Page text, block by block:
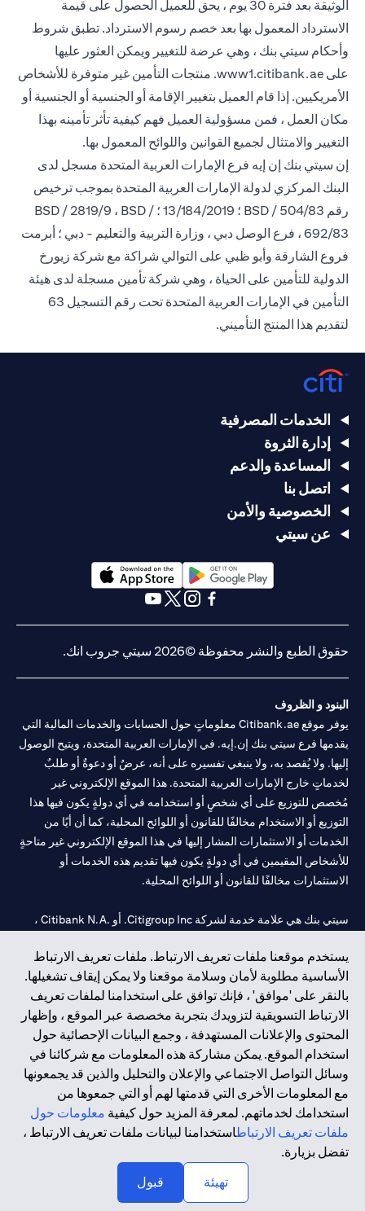
الوثيقة بعد فترة 30 يوم ، يحق للعميل الحصول على قيمة
الاسترداد المعمول بها بعد خصم رسوم الاسترداد. تطبق شروط
وأحكام سيتي بنك ، وهي عرضة للتغيير ويمكن العثور عليها
على www1.citibank.ae
opens in a new tab
. منتجات التأمين غير متوفرة للأشخاص
الأمريكيين. إذا قام العميل بتغيير الإقامة أو الجنسية أو الجنسية أو
مكان العمل ، فمن مسؤولية العميل فهم كيفية تأثر تأمينه بهذا
التغيير والامتثال لجميع القوانين واللوائح المعمول بها.
إن سيتي بنك إن إيه فرع الإمارات العربية المتحدة مسجل لدى
البنك المركزي لدولة الإمارات العربية المتحدة بموجب ترخيص
رقم BSD / 504/83 ؛ 13/184/2019 ؛ BSD / 2819/9 ، BSD /
692/83 ، فرع الوصل دبي ، وزارة التربية والتعليم - دبي ؛ أبرمت
فروع الشارقة وأبو ظبي على التوالي شراكة مع شركة زيورخ
الدولية للتأمين على الحياة ، وهي شركة تأمين مسجلة لدى هيئة
التأمين في الإمارات العربية المتحدة تحت رقم التسجيل 63
لتقديم هذا المنتج التأميني.
يستخدم موقعنا ملفات تعريف الارتباط. ملفات تعريف الارتباط
الأساسية مطلوبة لأمان وسلامة موقعنا ولا يمكن إيقاف تشغيلها.
بالنقر على 'موافق' ، فإنك توافق على استخدامنا لملفات تعريف
الارتباط التسويقية لتزويدك بتجربة مخصصة عبر الموقع ، وإظهار
المحتوى والإعلانات المستهدفة ، وجمع البيانات الإحصائية حول
استخدام الموقع. يمكن مشاركة هذه المعلومات مع شركائنا في
وسائل التواصل الاجتماعي والإعلان والتحليل والذين قد يجمعونها
مع المعلومات الأخرى التي قدمتها لهم أو التي جمعوها من
استخدامك لخدماتهم. لمعرفة المزيد حول كيفية معلومات حول
ملفات تعريف الارتباطاستخدامنا لبيانات ملفات تعريف الارتباط ،
تفضل بزيارة.
تهيئة
قبول
الخدمات المصرفية
إدارة الثروة
المساعدة والدعم
اتصل بنا
الخصوصية والأمن
عن سيتي
opens in a new tab
opens in a new tab
حقوق الطبع والنشر محفوظة ©2026 سيتي جروب انك.
البنود و الظروف
يوفر موقع Citibank.ae معلوماتٍ حول الحسابات والخدمات المالية التي
يقدمها فرع سيتي بنك إن.إيه. في الإمارات العربية المتحدة، ويتيح الوصول
إليها. ولا يُقصد به، ولا ينبغي تفسيره على أنه، عرضٌ أو دعوةٌ أو طلبٌ
لخدماتٍ خارج الإمارات العربية المتحدة. هذا الموقع الإلكتروني غير
مُخصص للتوزيع على أي شخصٍ أو استخدامه في أي دولةٍ يكون فيها هذا
التوزيع أو الاستخدام مخالفًا للقانون أو اللوائح المحلية، كما أن أيًا من
الخدمات أو الاستثمارات المشار إليها في هذا الموقع الإلكتروني غير متاحةٍ
للأشخاص المقيمين في أي دولةٍ يكون فيها تقديم هذه الخدمات أو
الاستثمارات مخالفًا للقانون أو اللوائح المحلية.
سيتي بنك هي علامة خدمة لشركة Citigroup Inc. أو .Citibank N.A ،
سيتي بنك إن. إيه. الإمارات مسجل لدى مصرف الإمارات المركزي تحت
أرقام التراخيص 202563 لفرع الوصل في دبي، 531989 لفرع مول
الإمارات في دبي، و CN-1002019 لفرع أبوظبي. هاتف: 4000 311 04.
فرع سيتي بنك إن إيه - الإمارات العربية المتحدة مرخص من مصرف
الإمارات العربية المتحدة المركزي كفرع لبنك أجنبي.
سيتي بنك إن إيه الإمارات العربية المتحدة مرخص من هيئة الأوراق المالية
والسلع في الإمارات العربية المتحدة ("SCA") للقيام بالنشاط المالي لـ أ)
الاستشارات المالية والتعريف والترويج بموجب ترخيص رقم
20200000097 ب) وسيط تداول في الأسواق الدولية بموجب ترخيص
حقوق الطبع والنشر محفوظة ©2026 سيتي جروب انك.